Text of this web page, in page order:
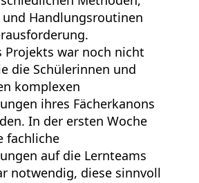
und Handlungsroutinen
Projekts war noch nicht
die Schülerinnen und
komplexen
ihres Fächerkanons
In der ersten Woche
fachliche
auf die Lernteams
notwendig, diese sinnvoll